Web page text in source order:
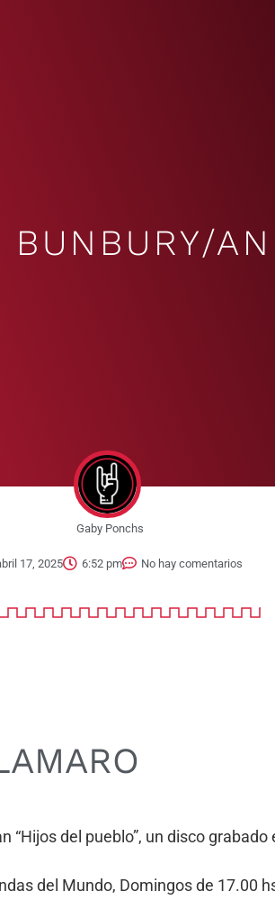
BUNBURY/
Gaby Ponchs
17, 2025 6:52 pm No hay comentarios
“Hijos del pueblo”, un disco
del Mundo, Domingos de 17.00